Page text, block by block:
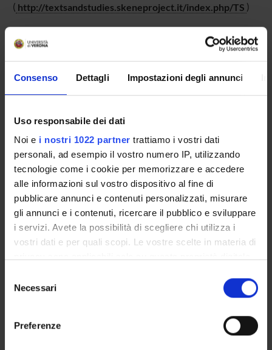
Consenso Dettagli Impostazioni degli annunci
Uso responsabile dei dati
Noi e i nostri 1022 partner trattiamo i vostri dati
personali, ad esempio il vostro numero IP, utilizzando
tecnologie come i cookie per memorizzare e accedere
alle informazioni sul vostro dispositivo al fine di
pubblicare annunci e contenuti personalizzati, misurare
gli annunci e i contenuti, ricercare il pubblico e sviluppare
i servizi. Avete la possibilità di scegliere chi utilizza i
vostri dati e per quali scopi. Le vostre scelte in materia di
modificare o revocare il proprio consenso in qualsiasi
momento dalla Dichiarazione sui cookie o facendo clic
delNecessari
Preferenze
( http://textsandstudies.skeneproject.it/index.php/TS )
Silvia Bigliazzi
Pagina Web
http://skene.dlls.univr.it
Dipartimento
Lingue e Letterature Straniere
COMPONENTI 9
AVVISI